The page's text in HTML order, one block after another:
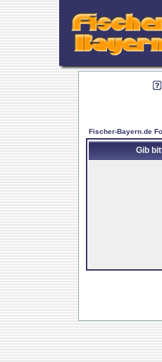
Fischer-Bayern.de
Gib